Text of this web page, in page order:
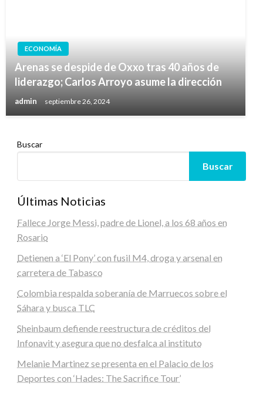
ECONOMÍA
Arenas se despide de Oxxo tras 40 años de
liderazgo; Carlos Arroyo asume la dirección
admin septiembre 26, 2024
Buscar
Buscar
Últimas Noticias
Fallece Jorge Messi, padre de Lionel, a los 68 años en
Rosario
Detienen a ‘El Pony’ con fusil M4, droga y arsenal en
carretera de Tabasco
Colombia respalda soberanía de Marruecos sobre el
Sáhara y busca TLC
Sheinbaum defiende reestructura de créditos del
Infonavit y asegura que no desfalca al instituto
Melanie Martinez se presenta en el Palacio de los
Deportes con ‘Hades: The Sacrifice Tour’